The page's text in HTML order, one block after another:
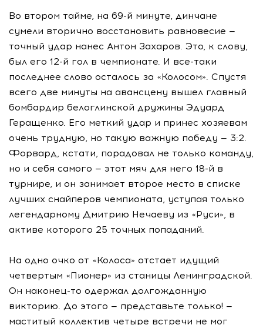
Во втором тайме, на 69-й минуте, динчане
сумели вторично восстановить равновесие —
точный удар нанес Антон Захаров. Это, к слову,
был его 12-й гол в чемпионате. И все-таки
последнее слово осталось за «Колосом». Спустя
всего две минуты на авансцену вышел главный
бомбардир белоглинской дружины Эдуард
Геращенко. Его меткий удар и принес хозяевам
очень трудную, но такую важную победу — 3:2.
Форвард, кстати, порадовал не только команду,
но и себя самого — этот мяч для него 18-й в
турнире, и он занимает второе место в списке
лучших снайперов чемпионата, уступая только
легендарному Дмитрию Нечаеву из «Руси», в
активе которого 25 точных попаданий.
На одно очко от «Колоса» отстает идущий
четвертым «Пионер» из станицы Ленинградской.
Он наконец-то одержал долгожданную
викторию. До этого — представьте только! —
маститый коллектив четыре встречи не мог